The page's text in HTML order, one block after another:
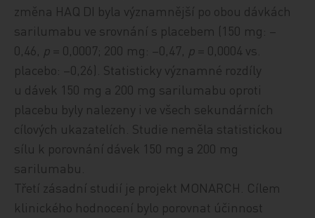
změna HAQ DI byla významnější po obou dávkách
sarilumabu ve srovnání s placebem (150 mg: –
0,46, p = 0,0007; 200 mg: –0,47, p = 0,0004 vs.
placebo: –0,26). Statisticky významné rozdíly
u dávek 150 mg a 200 mg sarilumabu oproti
placebu byly nalezeny i ve všech sekundárních
cílových ukazatelích. Studie neměla statistickou
sílu k porovnání dávek 150 mg a 200 mg
sarilumabu.
Třetí zásadní studií je projekt MONARCH. Cílem
klinického hodnocení bylo porovnat účinnost